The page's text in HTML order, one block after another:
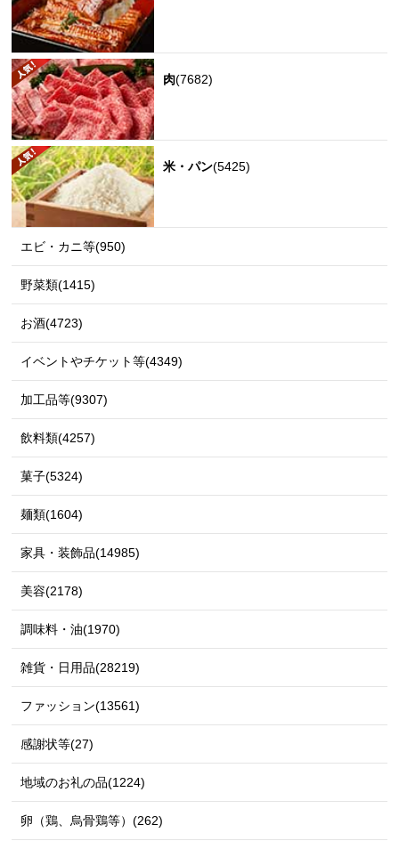
肉(7682)
米・パン(5425)
エビ・カニ等(950)
野菜類(1415)
お酒(4723)
イベントやチケット等(4349)
加工品等(9307)
飲料類(4257)
菓子(5324)
麺類(1604)
家具・装飾品(14985)
美容(2178)
調味料・油(1970)
雑貨・日用品(28219)
ファッション(13561)
感謝状等(27)
地域のお礼の品(1224)
卵（鶏、烏骨鶏等）(262)